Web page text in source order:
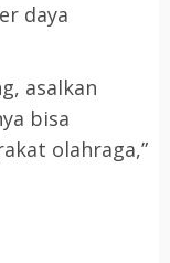
daya
asalkan
bisa
olahraga,”